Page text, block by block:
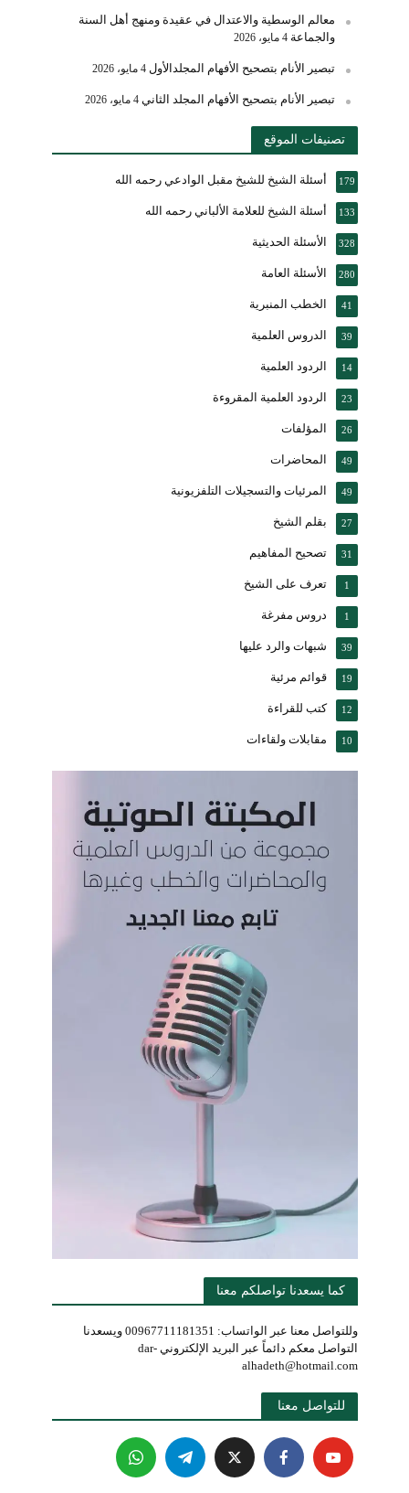
معالم الوسطية والاعتدال في عقيدة ومنهج أهل السنة
والجماعة 4 مايو، 2026
تبصير الأنام بتصحيح الأفهام المجلدالأول 4 مايو، 2026
تبصير الأنام بتصحيح الأفهام المجلد الثاني 4 مايو، 2026
تصنيفات الموقع
أسئلة الشيخ للشيخ مقبل الوادعي رحمه الله 179
أسئلة الشيخ للعلامة الألباني رحمه الله 133
الأسئلة الحديثية 328
الأسئلة العامة 280
الخطب المنبرية 41
الدروس العلمية 39
الردود العلمية 14
الردود العلمية المقروءة 23
المؤلفات 26
المحاضرات 49
المرئيات والتسجيلات التلفزيونية 49
بقلم الشيخ 27
تصحيح المفاهيم 31
تعرف على الشيخ 1
دروس مفرغة 1
شبهات والرد عليها 39
قوائم مرئية 19
كتب للقراءة 12
مقابلات ولقاءات 10
كما يسعدنا تواصلكم معنا
وللتواصل معنا عبر الواتساب: 00967711181351 ويسعدنا
التواصل معكم دائماً عبر البريد الإلكتروني dar-
alhadeth@hotmail.com
للتواصل معنا